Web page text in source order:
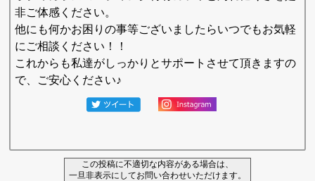
非ご体感ください。
他にも何かお困りの事等ございましたらいつでもお気軽
にご相談ください！！
これからも私達がしっかりとサポートさせて頂きますの
で、ご安心ください♪
この投稿に不適切な内容がある場合は、
一旦非表示にしてお問い合わせいただけます。